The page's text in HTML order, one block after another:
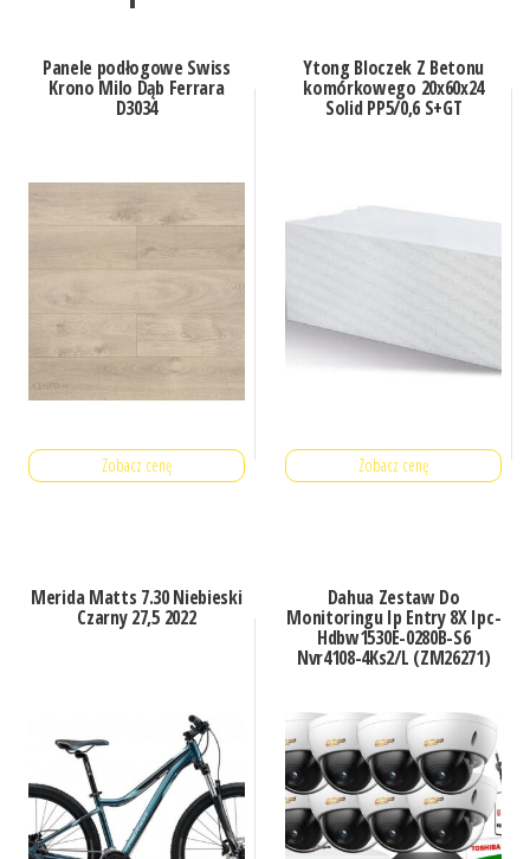
Panele podłogowe Swiss
Krono Milo Dąb Ferrara
D3034
Zobacz cenę
Ytong Bloczek Z Betonu
komórkowego 20x60x24
Solid PP5/0,6 S+GT
Zobacz cenę
Merida Matts 7.30 Niebieski
Czarny 27,5 2022
Dahua Zestaw Do
Monitoringu Ip Entry 8X Ipc-
Hdbw1530E-0280B-S6
Nvr4108-4Ks2/L (ZM26271)